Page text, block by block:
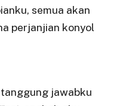
semua akan
perjanjian konyol
jawabku